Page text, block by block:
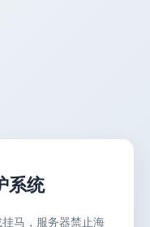
系统
马，服务器禁止海